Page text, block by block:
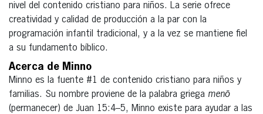
nivel del contenido cristiano para niños. La serie ofrece
creatividad y calidad de producción a la par con la
programación infantil tradicional, y a la vez se mantiene fiel
a su fundamento bíblico.
Acerca de Minno
Minno es la fuente #1 de contenido cristiano para niños y
familias. Su nombre proviene de la palabra griega menō
(permanecer) de Juan 15:4–5, Minno existe para ayudar a las